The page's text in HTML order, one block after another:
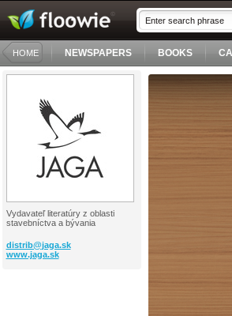
HOME NEWSPAPERS BOOKS
Vydavateľ literatúry z oblasti
stavebníctva a bývania
distrib@jaga.sk
www.jaga.sk